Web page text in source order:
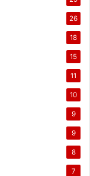
26
18
15
11
10
9
9
8
7